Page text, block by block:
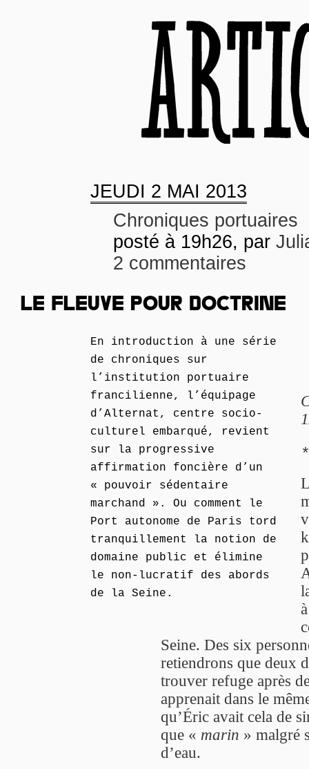
JEUDI 2 MAI 2013
Chroniques portuaires
posté à 19h26, par
2 commentaires
LE FLEUVE POUR DOCTRINE
En introduction à une série
de chroniques sur
l’institution portuaire
francilienne, l’équipage
d’Alternat, centre socio-
culturel embarqué, revient
sur la progressive
affirmation foncière d’un
« pouvoir sédentaire
marchand ». Ou comment le
Port autonome de Paris tord
tranquillement la notion de
domaine public et élimine
le non-lucratif des abords
de la Seine.
Seine. Des six
retiendrons que deux
trouver refuge après
apprenait dans le
qu’Éric avait cela de
que « marin » malgré
d’eau.